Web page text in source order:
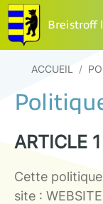
Breistroff
ACCUEIL /
ARTICLE
Cette
site :